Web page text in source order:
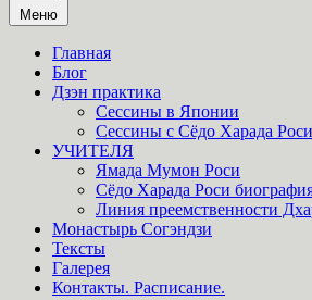
Меню
Главная
Блог
Дзэн практика
Сессины в Японии
Сессины с Сёдо Харада Роси
УЧИТЕЛЯ
Ямада Мумон Роси
Сёдо Харада Роси
Линия преемственности
Монастырь Согэндзи
Тексты
Галерея
Контакты. Расписание.